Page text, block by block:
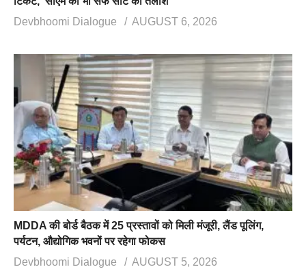
Devbhoomi Dialogue
AUGUST 6, 2026
MDDA की बोर्ड बैठक में 25 प्रस्तावों को मिली मंजूरी, लैंड पूलिंग,
पर्यटन, औद्योगिक भवनों पर रहेगा फोकस
Devbhoomi Dialogue
AUGUST 5, 2026